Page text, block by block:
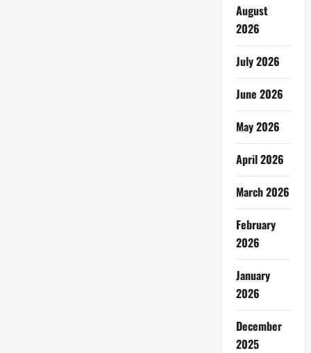
August
2026
July 2026
June 2026
May 2026
April 2026
March 2026
February
2026
January
2026
December
2025